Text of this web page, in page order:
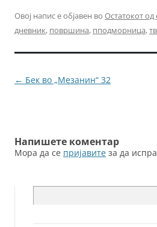
c
e
b
o
itt
er
ai
l
ss
e
n
g
Овој напис е објавен во Остатокот од
дневник, површина, пподморница,
Навигација
← Бек во „Мезанин“ 32
Напишете коментар
Мора да се пријавите за да
за: